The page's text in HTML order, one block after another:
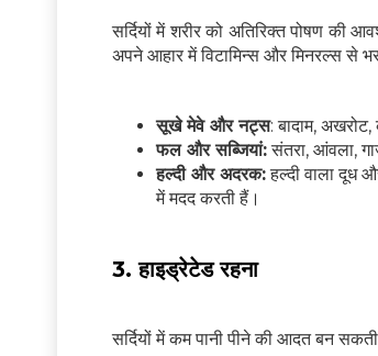
सर्दियों में शरीर को अतिरिक्त पोषण की
अपने आहार में विटामिन्स और मिनरल्स से
सूखे मेवे और नट्स: बादाम,
फल और सब्जियां:संतरा, आंवला,
हल्दी और अदरक:हल्दी वाला दूध
में मदद करती हैं।
3. हाइड्रेटेड रहना
सर्दियों में कम पानी पीने की आदत बन